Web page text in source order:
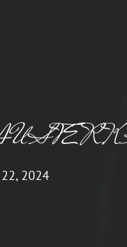
2024